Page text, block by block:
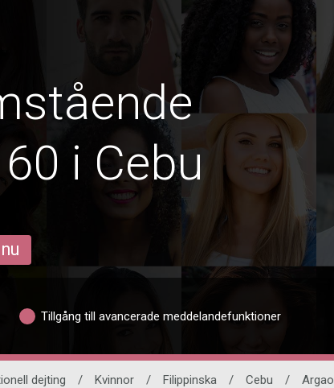
i Cebu
Tillgång till avancerade meddelandefunktioner
dejting / Kvinnor / Filippinska / Cebu / Argao